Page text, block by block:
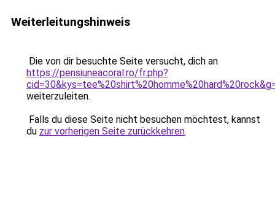
Weiterleitungshinweis
Die von dir besuchte Seite versucht, dich an
https://pensiuneacoral.ro/fr.php?
weiterzuleiten.
Falls du diese Seite nicht besuchen möchtest, kannst
du zur vorherigen Seite zurückkehren.